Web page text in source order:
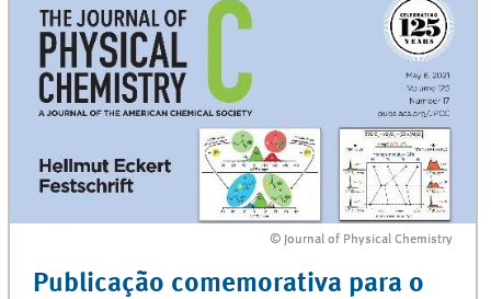
© Journal of Physical Chemistry
© Journal of Physical Chemistry
Publicação comemorativa para o